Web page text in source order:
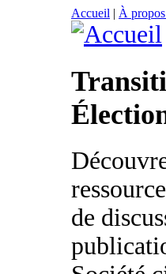
Accueil | À
de